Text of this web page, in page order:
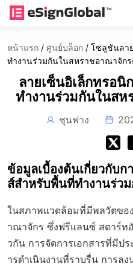
หน้าแรก / ศูนย์บล็อก / โซลูชันลา
ทำงานร่วมกันในสหราชอาณาจักร
ลายเซ็นอิเล็กทรอ
ทำงานร่วมกันในสห
ชุนฟาง
ข้อมูลเบื้องต้นเกี่ยวกับก
ส์สำหรับพื้นที่ทำงานร่ว
ในสภาพแวดล้อมที่มีพลวัตขอ
าณาจักร ซึ่งฟรีแลนซ์ สตาร์ท
วกัน การจัดการเอกสารที่มีป
ารดำเนินงานที่ราบรื่น การล